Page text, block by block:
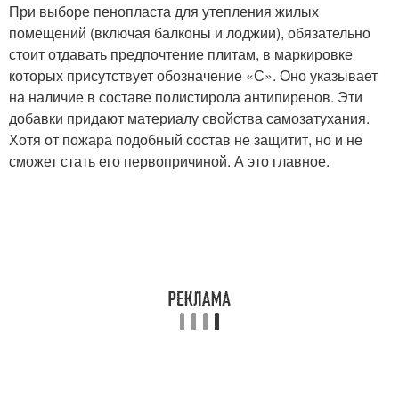
При выборе пенопласта для утепления жилых
помещений (включая балконы и лоджии), обязательно
стоит отдавать предпочтение плитам, в маркировке
которых присутствует обозначение «С». Оно указывает
на наличие в составе полистирола антипиренов. Эти
добавки придают материалу свойства самозатухания.
Хотя от пожара подобный состав не защитит, но и не
сможет стать его первопричиной. А это главное.